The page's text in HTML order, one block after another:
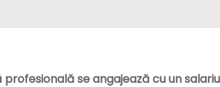
se angajează cu un